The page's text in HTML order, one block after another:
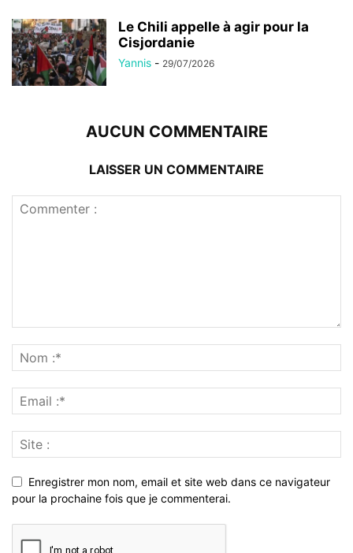
Le Chili appelle à agir pour la
Cisjordanie
Yannis - 29/07/2026
AUCUN COMMENTAIRE
LAISSER UN COMMENTAIRE
Enregistrer mon nom, email et site web dans ce navigateur
pour la prochaine fois que je commenterai.